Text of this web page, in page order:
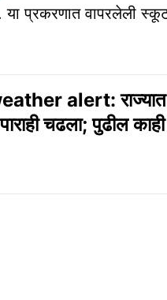
प्रकरणात वापरलेली
alert: राज्यात
पाराही चढला; पुढील